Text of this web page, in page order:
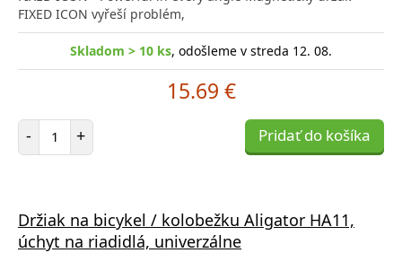
FIXED ICON vyřeší problém,
Skladom > 10 ks, odošleme v streda 12. 08.
15.69 €
- Počet položiek
+ Pridať do košíka
Držiak na bicykel / kolobežku Aligator HA11,
úchyt na riadidlá, univerzálne